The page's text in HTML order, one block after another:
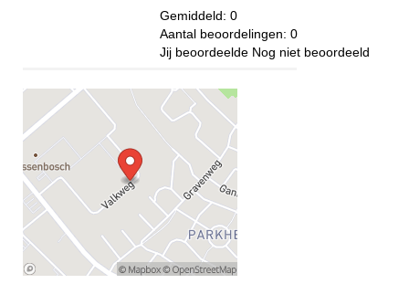
Gemiddeld: 0
Aantal beoordelingen: 0
Jij beoordeelde Nog niet beoordeeld